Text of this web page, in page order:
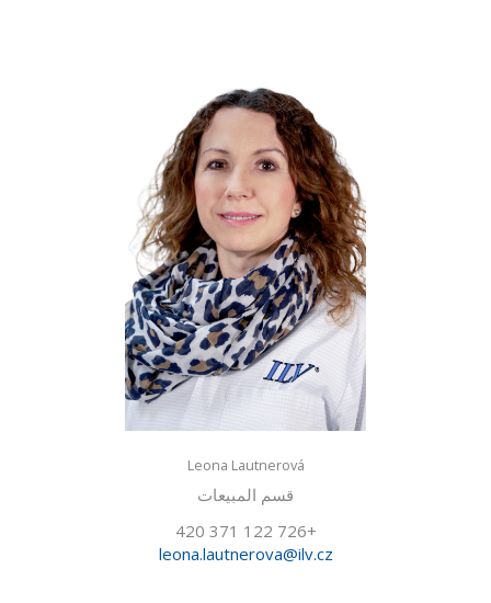
Leona Lautnerová
قسم المبيعات
+420 371 122 726
leona.lautnerova@ilv.cz